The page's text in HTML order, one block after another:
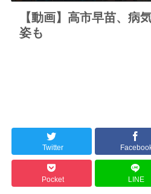
【動画】高市早苗、病
姿も
Twitter
Pocket LINE